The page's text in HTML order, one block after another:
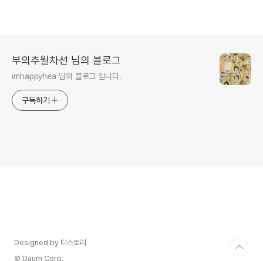
부의추월차선 님의 블로그
imhappyhea 님의 블로그 입니다.
구독하기
Designed by 티스토리
© Daum Corp.